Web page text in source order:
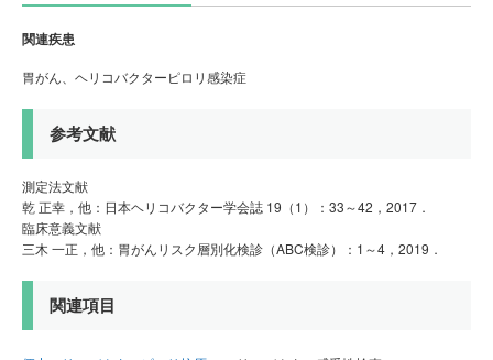
関連疾患
胃がん、ヘリコバクターピロリ感染症
参考文献
測定法文献
乾 正幸，他：日本ヘリコバクター学会誌 19（1）：33～42，2017．
臨床意義文献
三木 一正，他：胃がんリスク層別化検診（ABC検診）：1～4，2019．
関連項目